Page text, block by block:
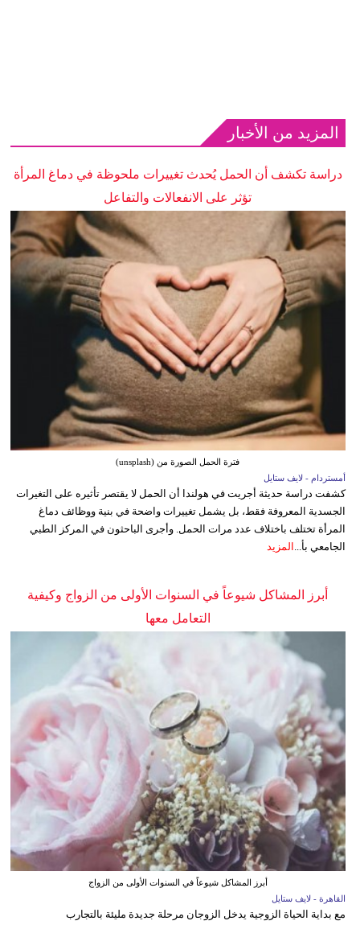
المزيد من الأخبار
دراسة تكشف أن الحمل يُحدث تغييرات ملحوظة في دماغ المرأة
تؤثر على الانفعالات والتفاعل
فترة الحمل الصورة من (unsplash)
أمستردام - لايف ستايل
كشفت دراسة حديثة أجريت في هولندا أن الحمل لا يقتصر تأثيره على التغيرات
الجسدية المعروفة فقط، بل يشمل تغييرات واضحة في بنية ووظائف دماغ
المرأة تختلف باختلاف عدد مرات الحمل. وأجرى الباحثون في المركز الطبي
الجامعي بأ... المزيد
أبرز المشاكل شيوعاً في السنوات الأولى من الزواج وكيفية
التعامل معها
أبرز المشاكل شيوعاً في السنوات الأولى من الزواج
القاهرة - لايف ستايل
مع بداية الحياة الزوجية يدخل الزوجان مرحلة جديدة مليئة بالتجارب